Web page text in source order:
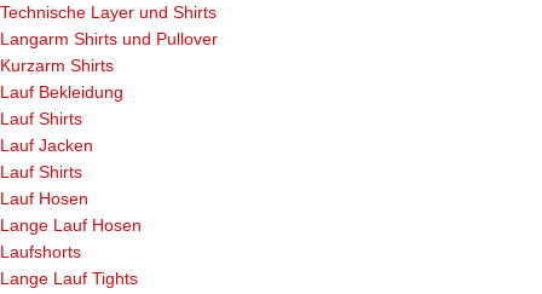
Technische Layer und Shirts
Langarm Shirts und Pullover
Kurzarm Shirts
Lauf Bekleidung
Lauf Shirts
Lauf Jacken
Lauf Shirts
Lauf Hosen
Lange Lauf Hosen
Laufshorts
Lange Lauf Tights